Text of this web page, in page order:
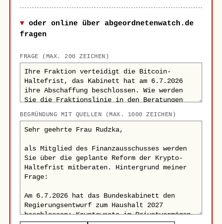
oder online über abgeordnetenwatch.de
fragen
FRAGE (MAX. 200 ZEICHEN)
BEGRÜNDUNG MIT QUELLEN (MAX. 1000 ZEICHEN)